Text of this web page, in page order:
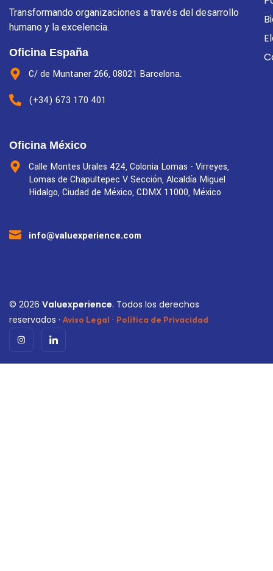
Transformando organizaciones a través del desarrollo
humano y la excelencia.
Oficina España
C/ de Muntaner 266, 08021 Barcelona.
(+34) 673 170 401
Oficina México
Calle Montes Urales 424, Colonia Lomas - Virreyes,
Lomas de Chapultepec V Sección, Alcaldía Miguel
Hidalgo, Ciudad de México, CDMX 11000, México
info@valuexperience.com
© 2026 Valuexperience. Todos los derechos
reservados · Aviso Legal · Política de Privacidad